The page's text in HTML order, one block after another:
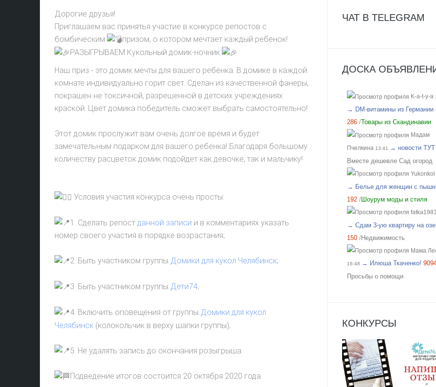
Дорогие друзья!
Приглашаем вас принятья участие в конкурсе репостов с
бомбическим
призом, о котором мечтает каждый ребенок!
РАЗЫГРЫВАЕМ Кукольный домик-ночник
Наш приз - это домик мечты для вашего ребёнка. В домике в каждой
комнате индивидуально горит свет. Сделан из качественной фанеры,
покрашен не токсичной, разрешенной в детских учреждениях
краской. Цвет домика победитель сможет выбрать самостоятельно!
Этот домик прослужит вам очень долгое время и будет
замечательным подарком для вашего ребенка! Благодаря большому
количеству расцветок домик подойдет как девочке, так и мальчику!
Условия участия конкурса очень просты:
1. Сделать репост данной записи и в комментариях указать
номер своего участия в порядке возрастания;
2. Быть участником группы Домики для кукол Челябинск;
3. Быть участником группы Дети74;
4. Включить оповещения от группы Домики для кукол
Челябинск (колокольчик в верху шапки группы);
5. Не удалять запись до окончания розыгрыша.
Подведение итогов состоится 20 октября 2020 года.
Отличный организатор, всегда
бы, но в хб лучше чтобы было
ЧАТ В TELEGRAM
ДОСКА
K-a-t-y-a
→ DM-витамины из
286 /Товары из Скандинавии
Мадам
Пчелкина 13:41 → новости ТУТ
Вместе дешевле Сад огород
Yukonkol
→ Белье для женщин с
192 /Шоурум моды и стиля
fatka1983
→ Сдам 3-ую квартиру на
150 /Недвижимость
Мама
16:48 → Илюша Ткаченко!
Просьбы о помощи
КОНКУРСЫ